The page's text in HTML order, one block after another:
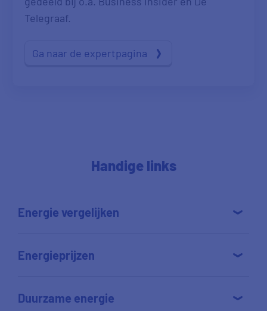
Telegraaf.
Ga naar de expertpagina
Handige links
Energie vergelijken
Energieprijzen
Duurzame energie